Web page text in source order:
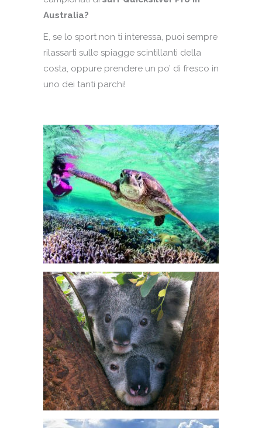
Australia?
E, se lo sport non ti interessa, puoi sempre
rilassarti sulle spiagge scintillanti della
costa, oppure prendere un po’ di fresco in
uno dei tanti parchi!